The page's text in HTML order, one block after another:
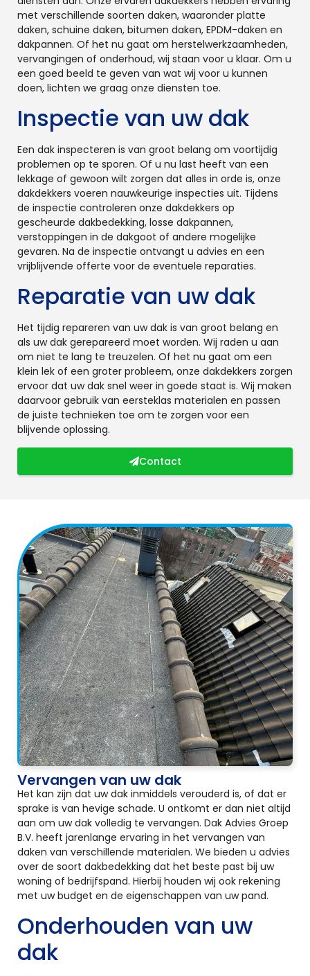
met verschillende soorten daken, waaronder platte
daken, schuine daken, bitumen daken, EPDM-daken en
dakpannen. Of het nu gaat om herstelwerkzaamheden,
vervangingen of onderhoud, wij staan voor u klaar. Om u
een goed beeld te geven van wat wij voor u kunnen
doen, lichten we graag onze diensten toe.
Inspectie van uw dak
Een dak inspecteren is van groot belang om voortijdig
problemen op te sporen. Of u nu last heeft van een
lekkage of gewoon wilt zorgen dat alles in orde is, onze
dakdekkers voeren nauwkeurige inspecties uit. Tijdens
de inspectie controleren onze dakdekkers op
gescheurde dakbedekking, losse dakpannen,
verstoppingen in de dakgoot of andere mogelijke
gevaren. Na de inspectie ontvangt u advies en een
vrijblijvende offerte voor de eventuele reparaties.
Reparatie van uw dak
Het tijdig repareren van uw dak is van groot belang en
als uw dak gerepareerd moet worden. Wij raden u aan
om niet te lang te treuzelen. Of het nu gaat om een
klein lek of een groter probleem, onze dakdekkers zorgen
ervoor dat uw dak snel weer in goede staat is. Wij maken
daarvoor gebruik van eersteklas materialen en passen
de juiste technieken toe om te zorgen voor een
blijvende oplossing.
Contact
Vervangen van uw dak
Het kan zijn dat uw dak inmiddels verouderd is, of dat er
sprake is van hevige schade. U ontkomt er dan niet altijd
aan om uw dak volledig te vervangen. Dak Advies Groep
B.V. heeft jarenlange ervaring in het vervangen van
daken van verschillende materialen. We bieden u advies
over de soort dakbedekking dat het beste past bij uw
woning of bedrijfspand. Hierbij houden wij ook rekening
met uw budget en de eigenschappen van uw pand.
Onderhouden van uw
dak